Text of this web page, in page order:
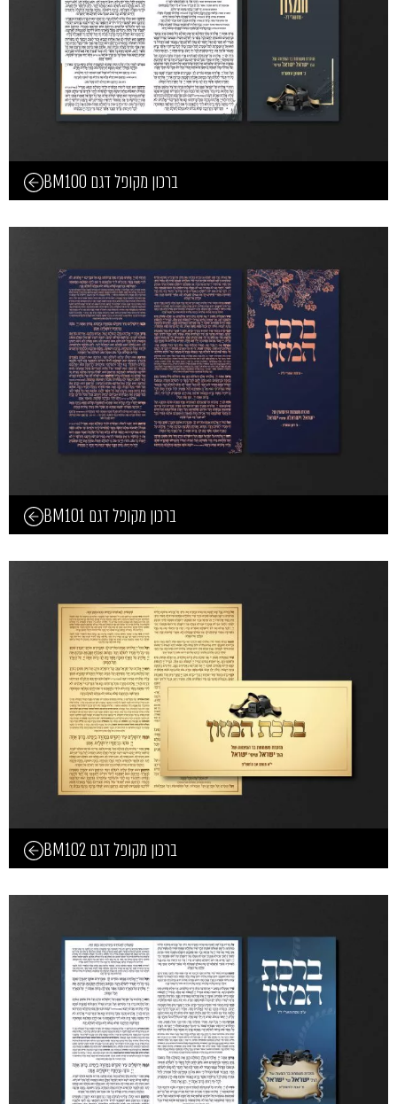
ברכון מקופל דגם BM100
ברכון מקופל דגם BM101
ברכון מקופל דגם BM102